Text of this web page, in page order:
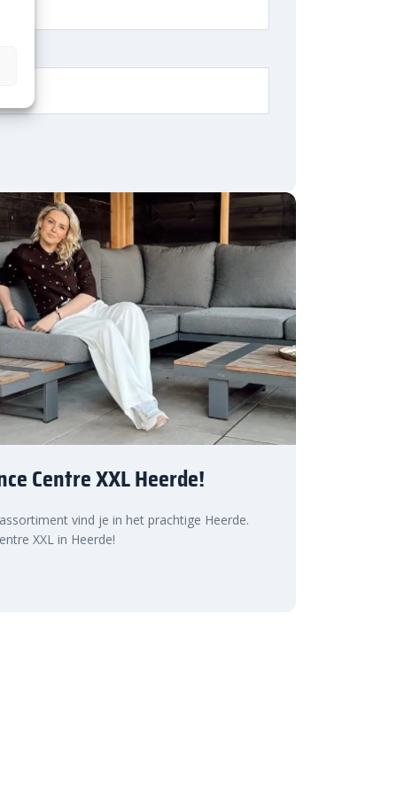
Centre XXL Heerde!
vind je in het prachtige Heerde.
XXL in Heerde!